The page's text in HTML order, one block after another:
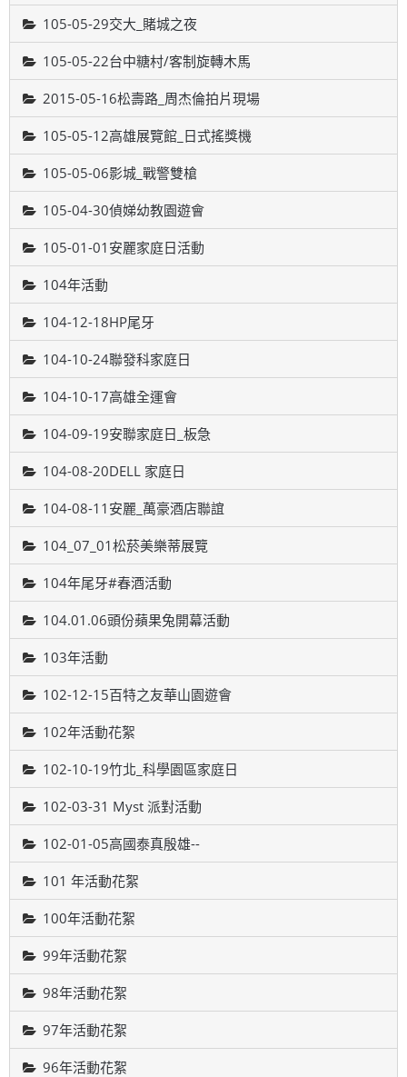
105-05-29交大_賭城之夜
105-05-22台中糖村/客制旋轉木馬
2015-05-16松壽路_周杰倫拍片現場
105-05-12高雄展覽館_日式搖獎機
105-05-06影城_戰警雙槍
105-04-30偵娣幼教園遊會
105-01-01安麗家庭日活動
104年活動
104-12-18HP尾牙
104-10-24聯發科家庭日
104-10-17高雄全運會
104-09-19安聯家庭日_板急
104-08-20DELL 家庭日
104-08-11安麗_萬豪酒店聯誼
104_07_01松菸美樂蒂展覽
104年尾牙#春酒活動
104.01.06頭份蘋果兔開幕活動
103年活動
102-12-15百特之友華山園遊會
102年活動花絮
102-10-19竹北_科學園區家庭日
102-03-31 Myst 派對活動
102-01-05高國泰真殷雄--
101 年活動花絮
100年活動花絮
99年活動花絮
98年活動花絮
97年活動花絮
96年活動花絮